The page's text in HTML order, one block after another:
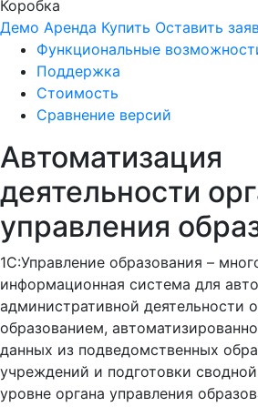
Коробка
Демо Аренда Купить Оставить
Функциональные
Поддержка
Стоимость
Сравнение версий
Автоматизация
деятельности
управления
1С:Управление образования –
информационная система для
административной деятельности
образованием,
данных из подведомственных
учреждений и подготовки
уровне органа управления